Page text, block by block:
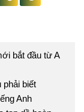
bắt đầu từ A
phải biết
Anh